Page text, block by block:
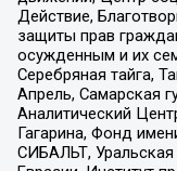
Действие,
защиты прав
осужденным и их
Серебряная тайга,
Апрель, Самарская
Аналитический
Гагарина, Фонд
СИБАЛЬТ,